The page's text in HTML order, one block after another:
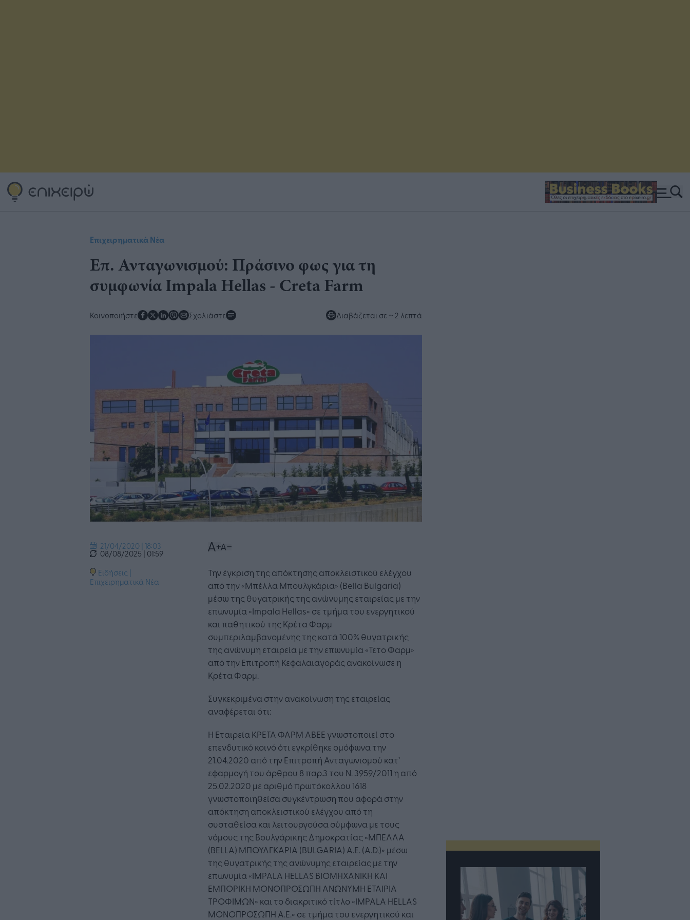
Επιχειρηματικά Νέα
Επ. Ανταγωνισμού: Πράσινο φως για τη
συμφωνία Impala Hellas - Creta Farm
Κοινοποιήστε Σχολιάστε Διαβάζεται σε ~ 2 λεπτά
21/04/2020 | 18:03
08/08/2025 | 01:59
Ειδήσεις |
Επιχειρηματικά Νέα
Την έγκριση της απόκτησης αποκλειστικού ελέγχου
από την «Μπέλλα Μπουλγκάρια» (Bella Bulgaria)
μέσω της θυγατρικής της ανώνυμης εταιρείας με την
επωνυμία «Impala Hellas» σε τμήμα του ενεργητικού
και παθητικού της Κρέτα Φαρμ
συμπεριλαμβανομένης της κατά 100% θυγατρικής
της ανώνυμη εταιρεία με την επωνυμία «Τετο Φαρμ»
από την Επιτροπή Κεφαλαιαγοράς ανακοίνωσε η
Κρέτα Φαρμ.
Συγκεκριμένα στην ανακοίνωση της εταιρείας
αναφέρεται ότι:
Η Εταιρεία ΚΡΕΤΑ ΦΑΡΜ ΑΒΕΕ γνωστοποιεί στο
επενδυτικό κοινό ότι εγκρίθηκε ομόφωνα την
21.04.2020 από την Επιτροπή Ανταγωνισμού κατ’
εφαρμογή του άρθρου 8 παρ.3 του Ν. 3959/2011 η από
25.02.2020 με αριθμό πρωτόκολλου 1618
γνωστοποιηθείσα συγκέντρωση που αφορά στην
απόκτηση αποκλειστικού ελέγχου από τη
συσταθείσα και λειτουργούσα σύμφωνα με τους
νόμους της Βουλγάρικης Δημοκρατίας «ΜΠΕΛΛΑ
(BELLA) ΜΠΟΥΛΓΚΑΡΙΑ (BULGARIA) Α.Ε. (A.D.)» μέσω
της θυγατρικής της ανώνυμης εταιρείας με την
επωνυμία «IMPALA HELLAS BIOMHXANIKH KAI
ΕΜΠΟΡΙΚΗ ΜΟΝΟΠΡΟΣΩΠΗ ΑΝΩΝΥΜΗ ΕΤΑΙΡΙΑ
ΤΡΟΦΙΜΩΝ» και το διακριτικό τίτλο «IMPALA HELLAS
ΜΟΝΟΠΡΟΣΩΠΗ A.E.» σε τμήμα του ενεργητικού και